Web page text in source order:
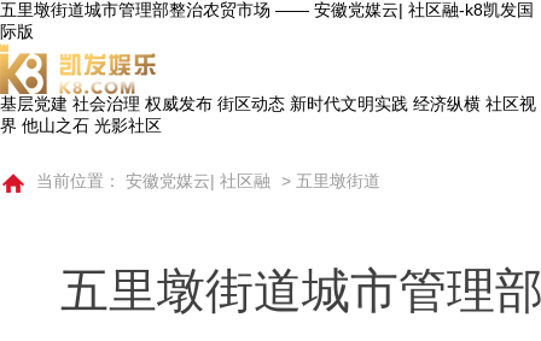
五里墩街道城市管理部整治农贸市场 —— 安徽党媒云| 社区融-k8凯发国
际版
基层党建 社会治理 权威发布 街区动态 新时代文明实践 经济纵横 社区视
界 他山之石 光影社区
当前位置： 安徽党媒云| 社区融 > 五里墩街道
五里墩街道城市管理